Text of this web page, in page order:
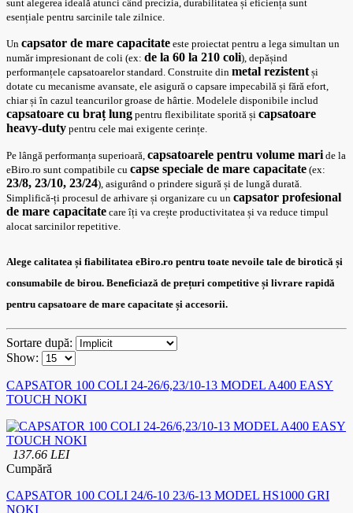
sunt alegerea ideală atunci când precizia, durabilitatea și eficiența sunt
esențiale pentru sarcinile tale zilnice.
Un capsator de mare capacitate este proiectat pentru a lega simultan un
număr impresionant de coli (ex: de la 60 la 210 coli), depășind
performanțele capsatoarelor standard. Construite din metal rezistent și
dotate cu mecanisme avansate, ele asigură o capsare impecabilă și fără efort,
chiar și în cazul teancurilor groase de hârtie. Modelele disponibile includ
capsatoare cu braț lung pentru flexibilitate sporită și capsatoare
heavy-duty pentru cele mai exigente cerințe.
Pe lângă performanța superioară, capsatoarele pentru volume mari de la
eBiro.ro sunt compatibile cu capse speciale de mare capacitate (ex:
23/8, 23/10, 23/24), asigurând o prindere sigură și de lungă durată.
Simplifică-ți procesul de arhivare și organizare cu un capsator profesional
de mare capacitate care îți va crește productivitatea și va reduce timpul
alocat sarcinilor repetitive.
Alege calitatea și fiabilitatea eBiro.ro pentru toate nevoile tale de birotică și
consumabile de birou. Beneficiază de prețuri competitive și livrare rapidă
pentru capsatoare de mare capacitate și accesorii.
Sortare după:
Show:
CAPSATOR 100 COLI 24-26/6,23/10-13 MODEL A400 EASY
TOUCH NOKI
137.66 LEI
Cumpără
CAPSATOR 100 COLI 24/6-10 23/6-13 MODEL HS1000 GRI
NOKI